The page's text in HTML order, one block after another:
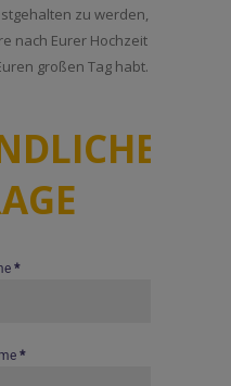
zu werden,
nach Eurer Hochzeit
großen Tag habt.
*
*